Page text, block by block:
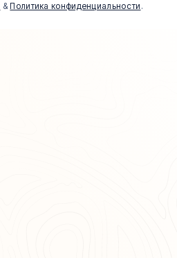
& Политика конфиденциальности .